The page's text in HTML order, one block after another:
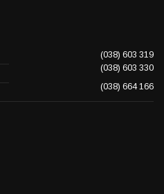
(038) 603 319
(038) 603 330
(038) 664 166